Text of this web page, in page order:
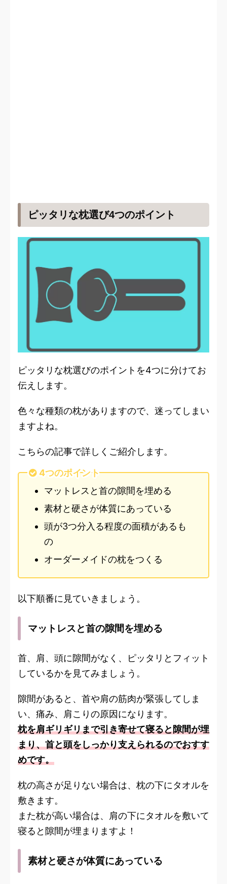
ピッタリな枕選び4つのポイント
ピッタリな枕選びのポイントを4つに分けてお
伝えします。
色々な種類の枕がありますので、迷ってしまい
ますよね。
こちらの記事で詳しくご紹介します。
4つのポイント
マットレスと首の隙間を埋める
素材と硬さが体質にあっている
頭が3つ分入る程度の面積があるも
の
オーダーメイドの枕をつくる
以下順番に見ていきましょう。
マットレスと首の隙間を埋める
首、肩、頭に隙間がなく、ピッタリとフィット
しているかを見てみましょう。
隙間があると、首や肩の筋肉が緊張してしま
い、痛み、肩こりの原因になります。
枕を肩ギリギリまで引き寄せて寝ると隙間が埋
まり、首と頭をしっかり支えられるのでおすす
めです。
枕の高さが足りない場合は、枕の下にタオルを
敷きます。
また枕が高い場合は、肩の下にタオルを敷いて
寝ると隙間が埋まりますよ！
素材と硬さが体質にあっている